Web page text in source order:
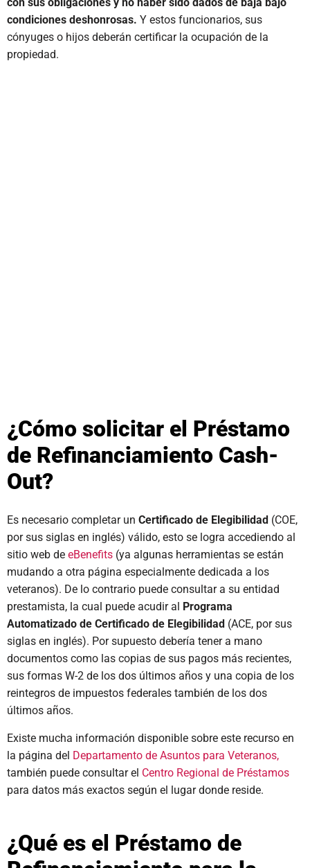
condiciones deshonrosas. Y estos funcionarios, sus
cónyuges o hijos deberán certificar la ocupación de la
propiedad.
¿Cómo solicitar el Préstamo
de Refinanciamiento Cash-
Out?
Es necesario completar un Certificado de Elegibilidad (COE,
por sus siglas en inglés) válido, esto se logra accediendo al
sitio web de eBenefits (ya algunas herramientas se están
mudando a otra página especialmente dedicada a los
veteranos). De lo contrario puede consultar a su entidad
prestamista, la cual puede acudir al Programa
Automatizado de Certificado de Elegibilidad (ACE, por sus
siglas en inglés). Por supuesto debería tener a mano
documentos como las copias de sus pagos más recientes,
sus formas W-2 de los dos últimos años y una copia de los
reintegros de impuestos federales también de los dos
últimos años.
Existe mucha información disponible sobre este recurso en
la página del Departamento de Asuntos para Veteranos,
también puede consultar el Centro Regional de Préstamos
para datos más exactos según el lugar donde reside.
¿Qué es el Préstamo de